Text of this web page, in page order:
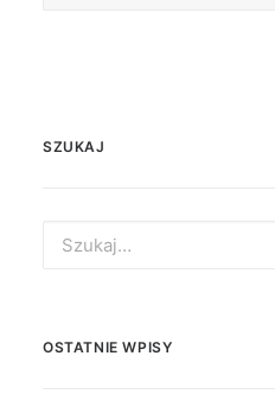
SZUKAJ
for:
OSTATNIE WPISY